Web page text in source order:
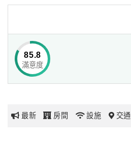
球
網
玩
85.8
滿意度
最新 房間 設施 交通